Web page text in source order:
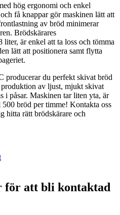
hög ergonomi och enkel
få knappar gör maskinen lätt att
av bröd minimerar
Brödskärares
är enkel att ta loss och tömma
lätt att positionera samt flytta
producerar du perfekt skivat bröd
av ljust, mjukt skivat
i påsar. Maskinen tar liten yta, är
bröd per timme! Kontakta oss
hitta rätt brödskärare och
för att bli kontaktad